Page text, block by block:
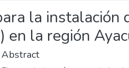
la instalación
en la región
Abstract